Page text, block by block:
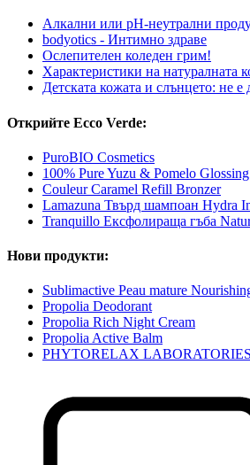
Алкални или рН-неутрални
bodyotics - Интимно здраве
Ослепителен коледен грим!
Характеристики на натуралната
Детската кожата и слънцето: не
Открийте Ecco Verde:
PuroBIO Cosmetics
100% Pure Yuzu & Pomelo Glossing
Couleur Caramel Refill Bronzer
Lamazuna Твърд шампоан Hydra
Tranquillo Ексфолираща гъба
Нови продукти:
Sublimactive Peau mature
Propolia Deodorant
Propolia Rich Night Cream
Propolia Active Balm
PHYTORELAX